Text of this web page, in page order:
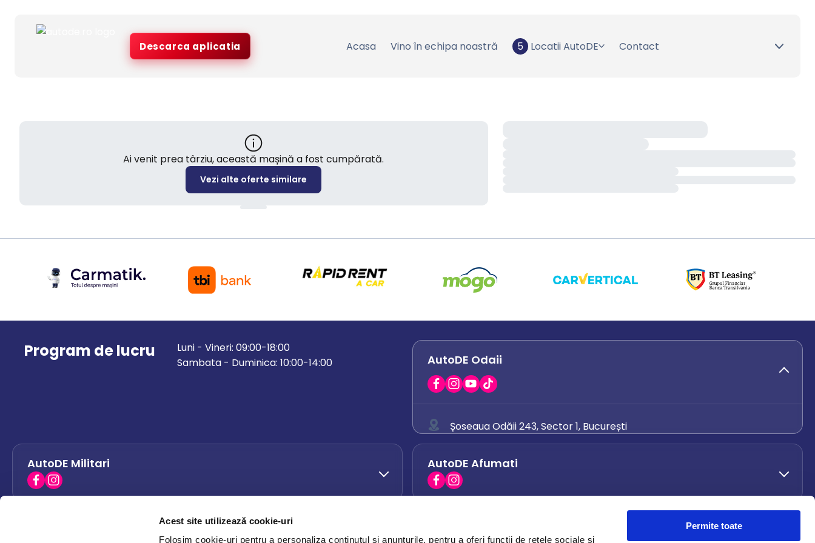
Acest site utilizează cookie-uri
Folosim cookie-uri pentru a personaliza conținutul și anunțurile, pentru a oferi funcții de rețele sociale și
Permite toate
Descarca aplicatia Acasa Vino în echipa noastră 5 Locatii AutoDE Contact
Ai venit prea târziu, această mașină a fost cumpărată.
Vezi alte oferte similare
Program de lucru
Luni - Vineri: 09:00-18:00
Sambata - Duminica: 10:00-14:00
AutoDE Odaii
Șoseaua Odăii 243, Sector 1, București
0742 444 194
office.odaii@autode.ro
AutoDE Militari AutoDE Afumati